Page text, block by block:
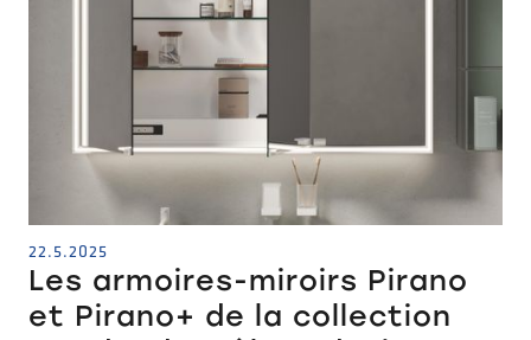
22.5.2025
Les armoires-miroirs Pirano
et Pirano+ de la collection